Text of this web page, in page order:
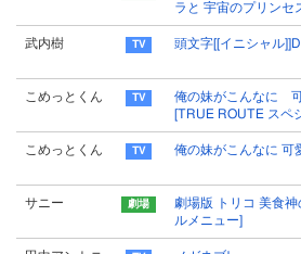
ラと 宇宙のプリンセ
武内樹 頭文字[[イニシャル
こめっとくん
俺の妹がこんなに
[TRUE ROUTE スペ
こめっとくん 俺の妹がこんなに 可
サニー
劇場版 トリコ 美食
ルメニュー]